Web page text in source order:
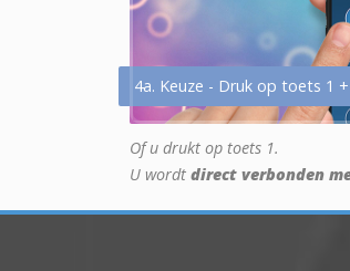
4a. Keuze - Druk op toets 1 +
Of u drukt op toets 1.
U wordt direct verbonden